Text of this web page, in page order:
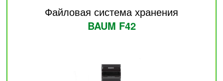
Файловая система хранения
BAUM F42